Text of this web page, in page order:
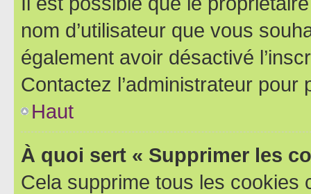
nom d’utilisateur que vous
également avoir désactivé
Contactez l’administrateur
Haut
À quoi sert « Supprimer les
Cela supprime tous les cookies